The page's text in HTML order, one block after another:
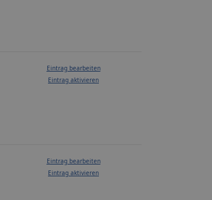
Eintrag bearbeiten
Eintrag aktivieren
Eintrag bearbeiten
Eintrag aktivieren